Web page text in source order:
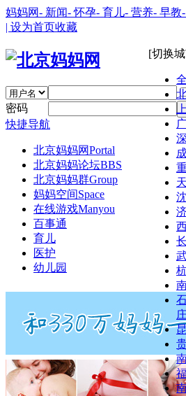
妈妈网- 新闻- 怀孕- 育儿- 营养- 早教
| 设为首页收藏
[切换
庄
密码
快捷导航
北京妈妈网Portal
北京妈妈论坛BBS
北京妈妈群Group
妈妈空间Space
在线游戏Manyou
百事通
育儿
医护
幼儿园